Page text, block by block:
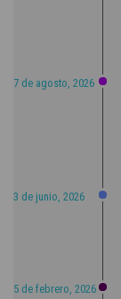
7 de agosto, 2026
3 de junio, 2026
5 de febrero, 2026